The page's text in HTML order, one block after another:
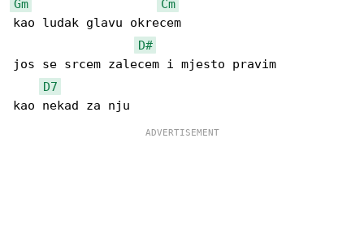
Gm
Cm
kao ludak glavu okrecem
D#
jos se srcem zalecem i mjesto pravim
D7